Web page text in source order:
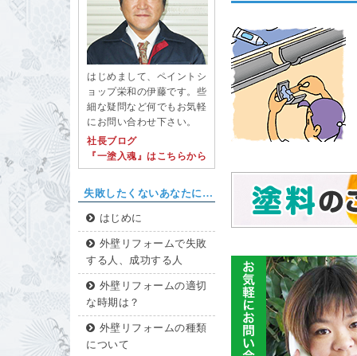
はじめまして、ペイントシ
ョップ栄和の伊藤です。些
細な疑問など何でもお気軽
にお問い合わせ下さい。
社長ブログ
『一塗入魂』はこちらから
失敗したくないあなたに…
はじめに
外壁リフォームで失敗
する人、成功する人
外壁リフォームの適切
な時期は？
外壁リフォームの種類
について